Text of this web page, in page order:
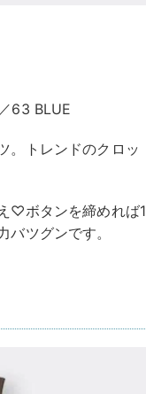
63 BLUE
。トレンドのクロッ
♡ボタンを締めれば1
ツグンです。